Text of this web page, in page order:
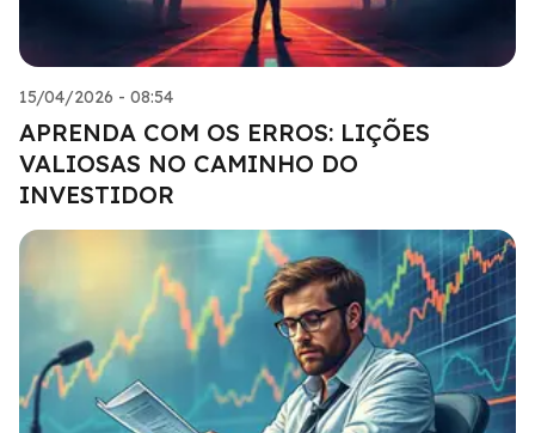
15/04/2026 - 08:54
APRENDA COM OS ERROS: LIÇÕES
VALIOSAS NO CAMINHO DO
INVESTIDOR